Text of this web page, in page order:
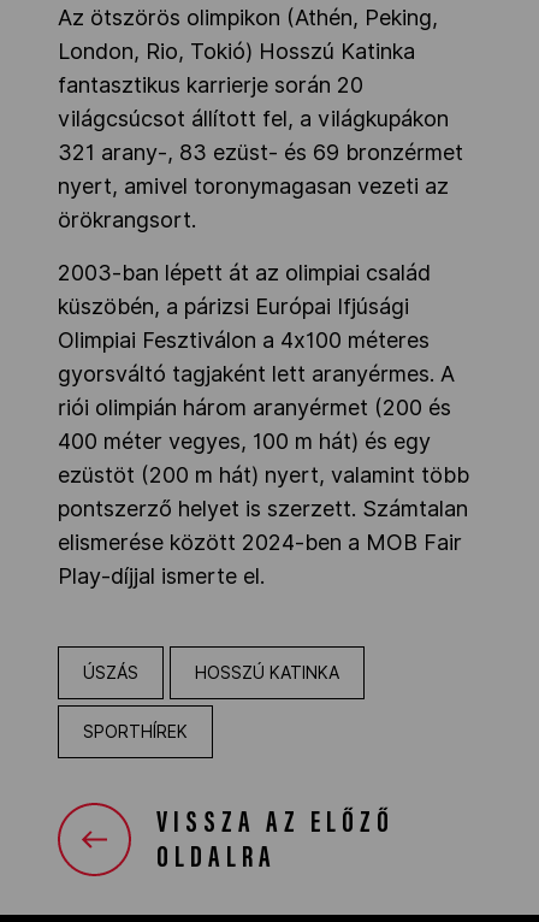
Az ötszörös olimpikon (Athén, Peking,
London, Rio, Tokió) Hosszú Katinka
fantasztikus karrierje során 20
világcsúcsot állított fel, a világkupákon
321 arany-, 83 ezüst- és 69 bronzérmet
nyert, amivel toronymagasan vezeti az
örökrangsort.
2003-ban lépett át az olimpiai család
küszöbén, a párizsi Európai Ifjúsági
Olimpiai Fesztiválon a 4x100 méteres
gyorsváltó tagjaként lett aranyérmes. A
riói olimpián három aranyérmet (200 és
400 méter vegyes, 100 m hát) és egy
ezüstöt (200 m hát) nyert, valamint több
pontszerző helyet is szerzett. Számtalan
elismerése között 2024-ben a MOB Fair
Play-díjjal ismerte el.
ÚSZÁS HOSSZÚ KATINKA
SPORTHÍREK
VISSZA AZ ELŐZŐ
OLDALRA